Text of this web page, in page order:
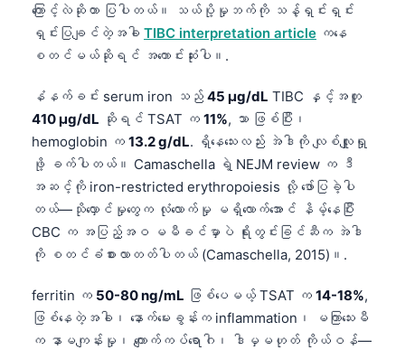
ကြောင့်လဲဆိုတာ ပြပါတယ်။ သယ်ပို့မှုဘက်ကို သန့်ရှင်းရှင်း
ရှင်းပြချင်တဲ့အခါ TIBC interpretation article ကနေ
စတင်မယ်ဆိုရင် အကောင်းဆုံးပါ။.
နံနက်ခင်း serum iron သည် 45 µg/dL TIBC နှင့်အတူ
410 µg/dL ဆိုရင် TSAT က 11%, သာ ဖြစ်ပြီး၊
hemoglobin က 13.2 g/dL. ရှိနေသေးလည်း အဲဒါကို လျစ်လျူရှု
ဖို့ ခက်ပါတယ်။ Camaschella ရဲ့ NEJM review က ဒီ
အဆင့်ကို iron-restricted erythropoiesis လို့ ဖော်ပြခဲ့ပါ
တယ်—သိုလှောင်မှုတွေက လုံလောက်မှု မရှိလောက်အောင် နိမ့်နေပြီး
CBC က အပြည့်အဝ မမီခင်မှာပဲ ရိုးတွင်းခြင်ဆီက အဲဒါ
ကို စတင်ခံစားလာတတ်ပါတယ် (Camaschella, 2015)။.
ferritin က 50-80 ng/mL ဖြစ်ပေမယ့် TSAT က 14-18%,
ဖြစ်နေတဲ့အခါ၊ နောက်မေးခွန်းက inflammation၊ မကြာသေးမီ
က နာမကျန်းမှု၊ ကျောက်ကပ်ရောဂါ၊ ဒါမှမဟုတ် ကိုယ်ဝန်—